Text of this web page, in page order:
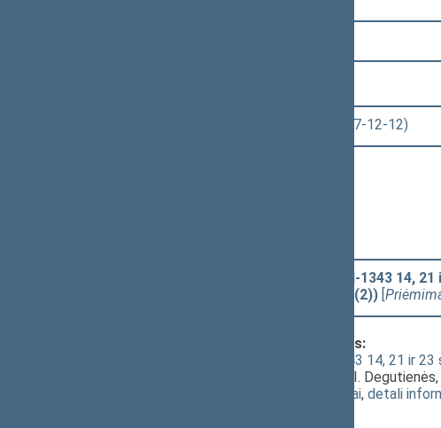
Seimo vakarinis posėdis Nr. 131 (2017-12-12)
Sveikatos draudimo įstatymo Nr. I-1343 14,
įstatymo projektas (Nr. XIIIP-1213(2)) [
Klausimas, dėl kurio vyko balsavimas:
Sveikatos draudimo įstatymo Nr. I-1343 14, 21 ir
]; dėl 3 straipsnio I.
susiję dokumentai, detali